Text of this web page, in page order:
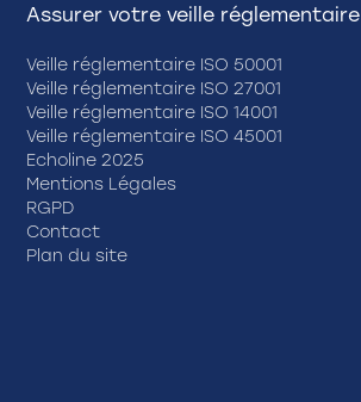
Assurer votre veille réglementaire
Veille réglementaire ISO 50001
Veille réglementaire ISO 27001
Veille réglementaire ISO 14001
Veille réglementaire ISO 45001
Echoline 2025
Mentions Légales
RGPD
Contact
Plan du site